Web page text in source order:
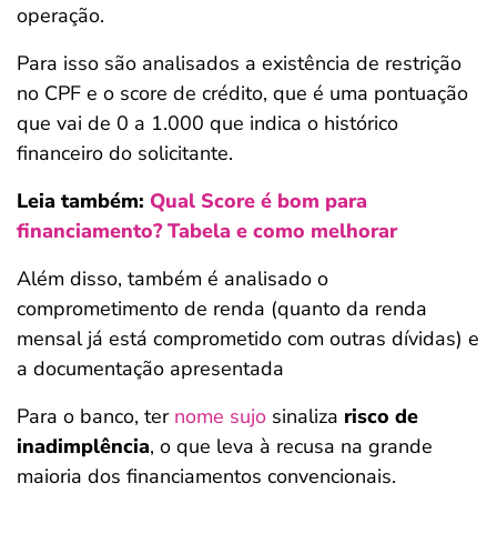
operação.
Para isso são analisados a existência de restrição
no CPF e o score de crédito, que é uma pontuação
que vai de 0 a 1.000 que indica o histórico
financeiro do solicitante.
Leia também: Qual Score é bom para
financiamento? Tabela e como melhorar
Além disso, também é analisado o
comprometimento de renda (quanto da renda
mensal já está comprometido com outras dívidas) e
a documentação apresentada
Para o banco, ter nome sujo sinaliza risco de
inadimplência, o que leva à recusa na grande
maioria dos financiamentos convencionais.